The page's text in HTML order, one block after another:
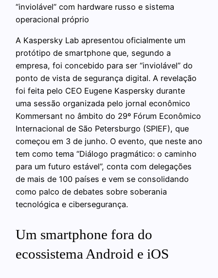
“inviolável” com hardware russo e sistema
operacional próprio
A Kaspersky Lab apresentou oficialmente um
protótipo de smartphone que, segundo a
empresa, foi concebido para ser “inviolável” do
ponto de vista de segurança digital. A revelação
foi feita pelo CEO Eugene Kaspersky durante
uma sessão organizada pelo jornal econômico
Kommersant no âmbito do 29º Fórum Econômico
Internacional de São Petersburgo (SPIEF), que
começou em 3 de junho. O evento, que neste ano
tem como tema “Diálogo pragmático: o caminho
para um futuro estável”, conta com delegações
de mais de 100 países e vem se consolidando
como palco de debates sobre soberania
tecnológica e cibersegurança.
Um smartphone fora do
ecossistema Android e iOS